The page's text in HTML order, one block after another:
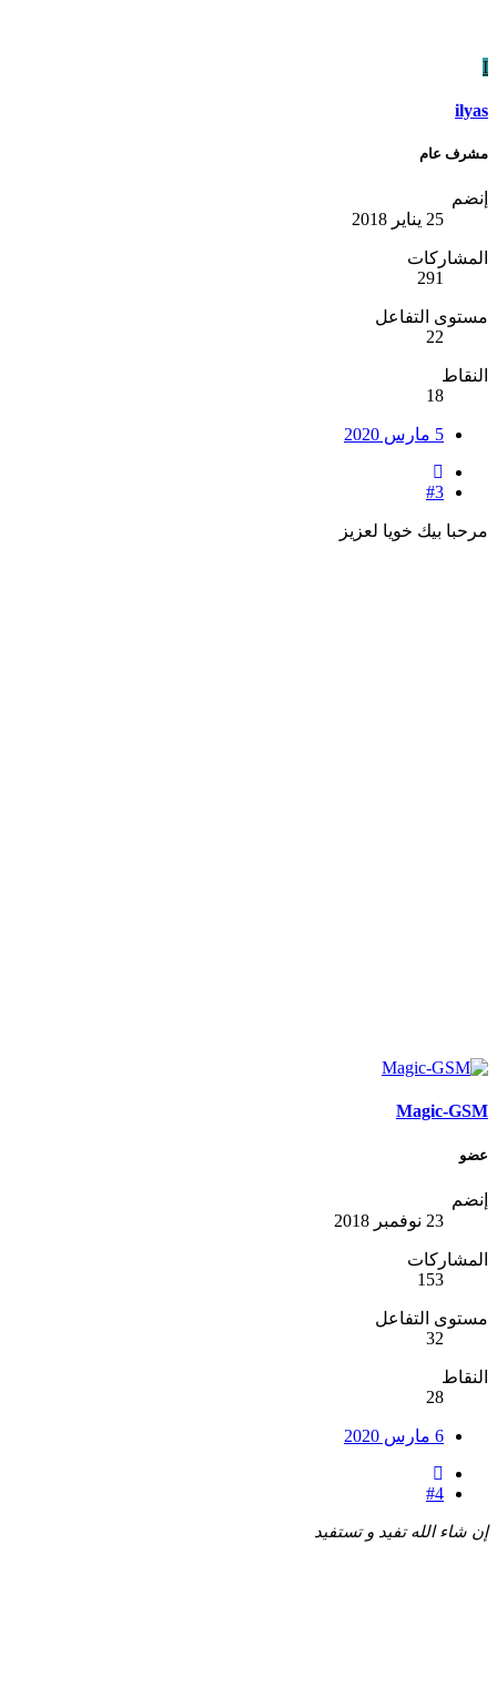
I
ilyas
مشرف عام
إنضم
25 يناير 2018
المشاركات
291
مستوى التفاعل
22
النقاط
18
5 مارس 2020
#3
مرحبا بيك خويا لعزيز
Magic-GSM
عضو
إنضم
23 نوفمبر 2018
المشاركات
153
مستوى التفاعل
32
النقاط
28
6 مارس 2020
#4
إن شاء الله تفيد و تستفيد